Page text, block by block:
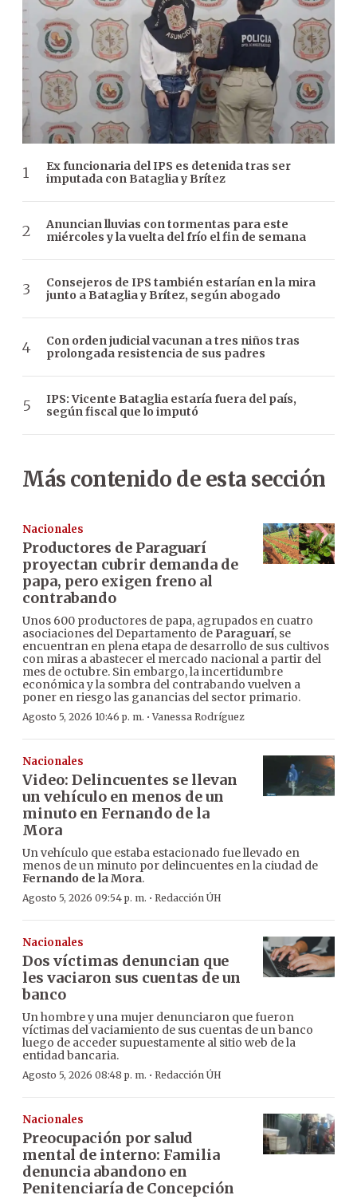
Ex funcionaria del IPS es detenida tras ser
imputada con Bataglia y Brítez
Anuncian lluvias con tormentas para este
miércoles y la vuelta del frío el fin de semana
Consejeros de IPS también estarían en la mira
junto a Bataglia y Brítez, según abogado
Con orden judicial vacunan a tres niños tras
prolongada resistencia de sus padres
IPS: Vicente Bataglia estaría fuera del país,
según fiscal que lo imputó
Más contenido de esta sección
Nacionales
Productores de Paraguarí
proyectan cubrir demanda de
papa, pero exigen freno al
contrabando
Unos 600 productores de papa, agrupados en cuatro
asociaciones del Departamento de Paraguarí, se
encuentran en plena etapa de desarrollo de sus cultivos
con miras a abastecer el mercado nacional a partir del
mes de octubre. Sin embargo, la incertidumbre
económica y la sombra del contrabando vuelven a
poner en riesgo las ganancias del sector primario.
Agosto 5, 2026 10:46 p. m. ·Vanessa Rodríguez
Nacionales
Video: Delincuentes se llevan
un vehículo en menos de un
minuto en Fernando de la
Mora
Un vehículo que estaba estacionado fue llevado en
menos de un minuto por delincuentes en la ciudad de
Fernando de la Mora.
Agosto 5, 2026 09:54 p. m. · Redacción ÚH
Nacionales
Dos víctimas denuncian que
les vaciaron sus cuentas de un
banco
Un hombre y una mujer denunciaron que fueron
víctimas del vaciamiento de sus cuentas de un banco
luego de acceder supuestamente al sitio web de la
entidad bancaria.
Agosto 5, 2026 08:48 p. m. · Redacción ÚH
Nacionales
Preocupación por salud
mental de interno: Familia
denuncia abandono en
Penitenciaría de Concepción